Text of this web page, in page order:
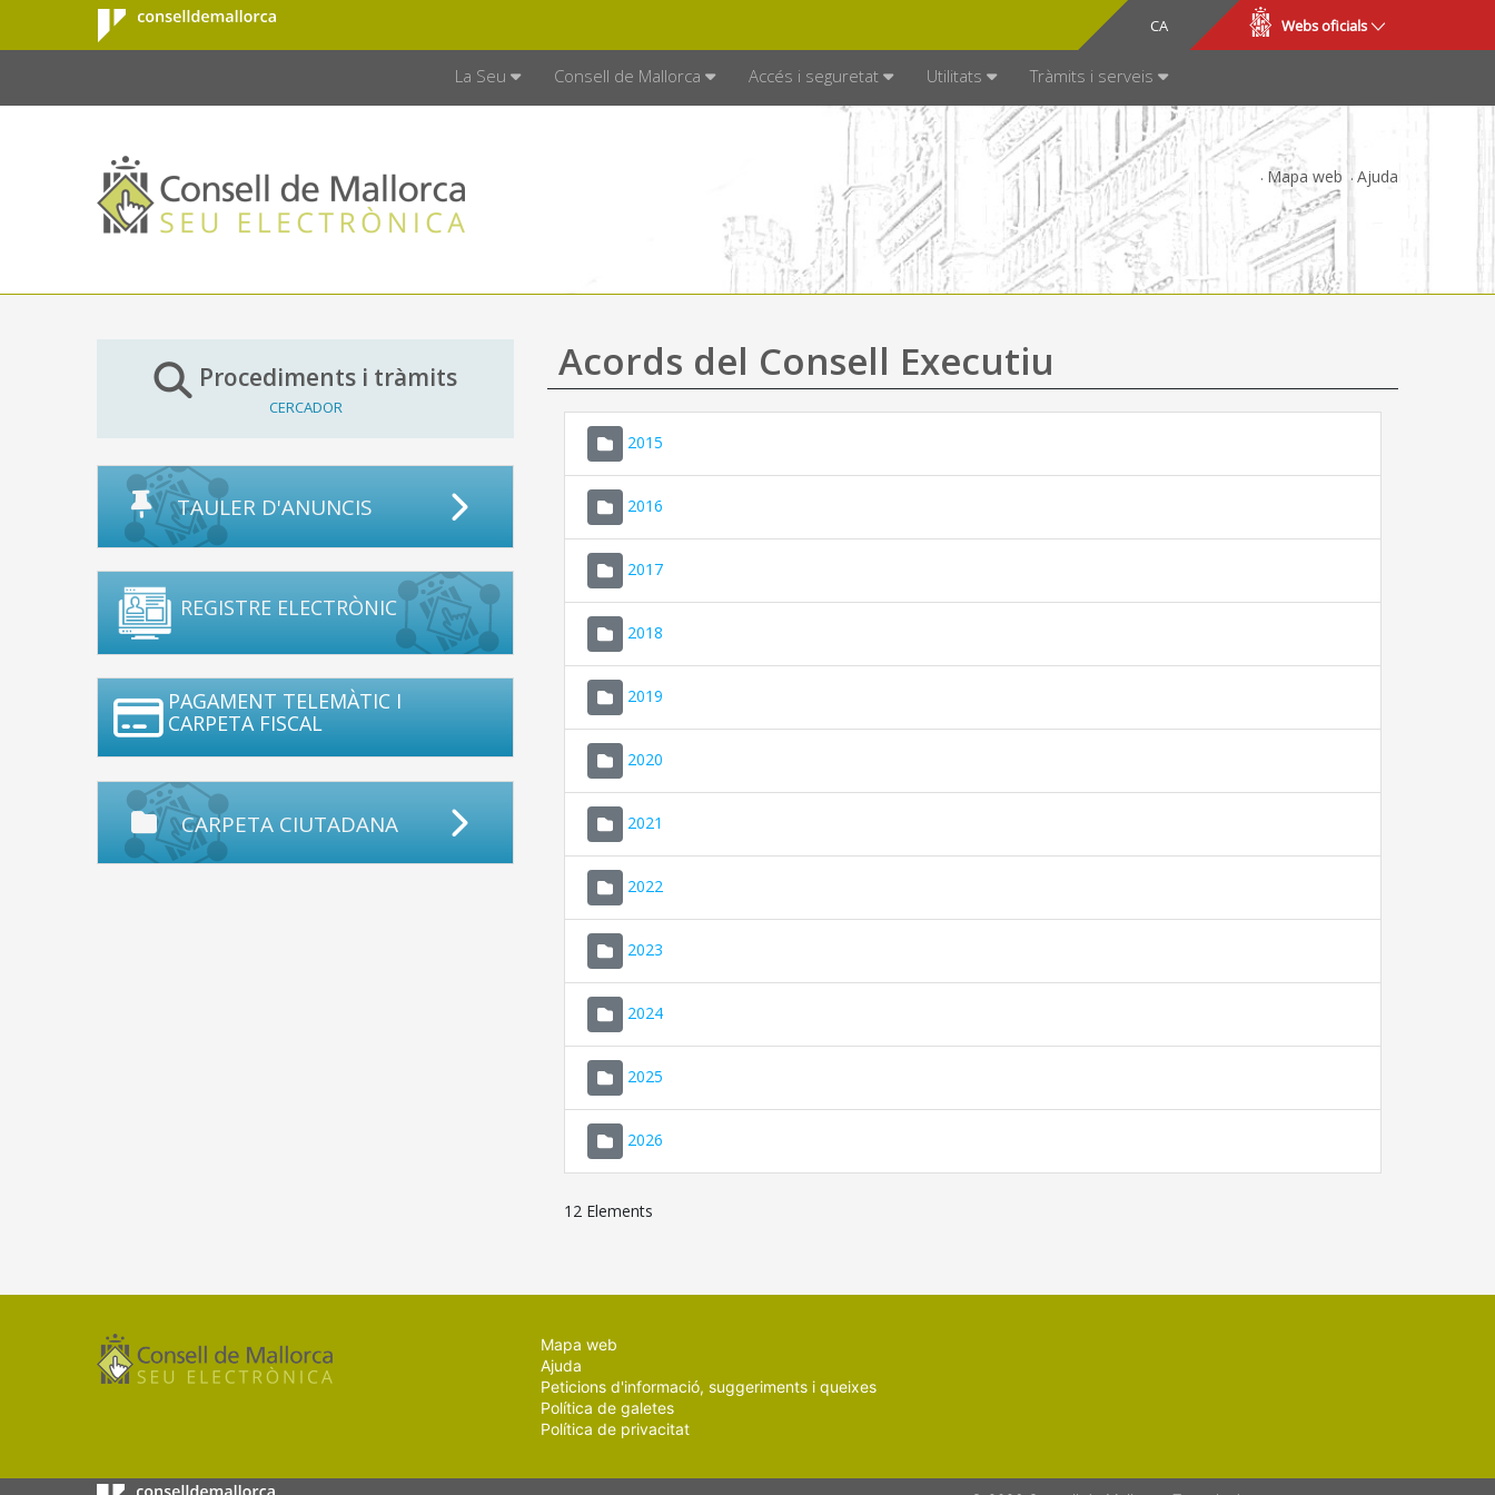
Salta al contingut principal
Consell de
Mallorca
CA
ES Webs oficials
La Seu Consell de Mallorca Accés i seguretat Utilitats Tràmits i serveis
Mapa web Ajuda
Procediments i tràmits
CERCADOR
TAULER D'ANUNCIS
REGISTRE ELECTRÒNIC
PAGAMENT TELEMÀTIC I
CARPETA FISCAL
CARPETA CIUTADANA
Acords del Consell Executiu
2015
2016
2017
2018
2019
2020
2021
2022
2023
2024
2025
2026
12 Elements
Mapa web
Ajuda
Peticions d'informació, suggeriments i queixes
Política de galetes
Política de privacitat